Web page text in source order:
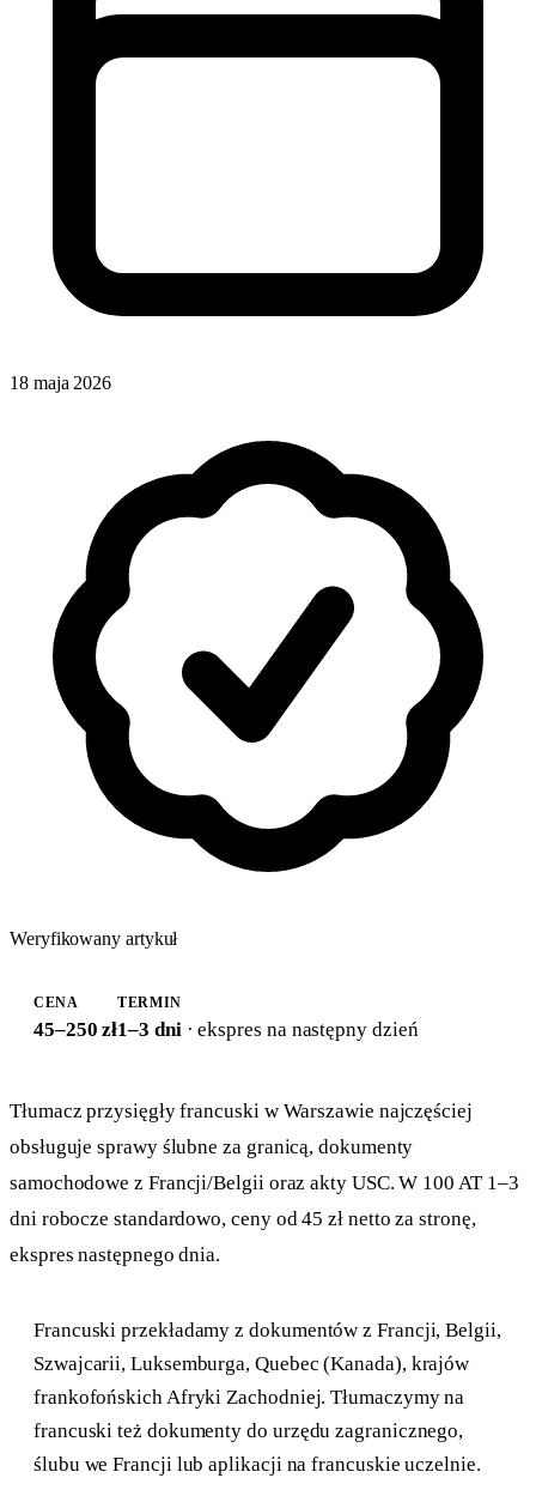
18 maja 2026
Weryfikowany artykuł
CENA
45–250 zł
TERMIN
1–3 dni· ekspres na następny dzień
Tłumacz przysięgły francuski w Warszawie najczęściej
obsługuje sprawy ślubne za granicą, dokumenty
samochodowe z Francji/Belgii oraz akty USC. W 100 AT 1–3
dni robocze standardowo, ceny od 45 zł netto za stronę,
ekspres następnego dnia.
Francuski przekładamy z dokumentów z Francji, Belgii,
Szwajcarii, Luksemburga, Quebec (Kanada), krajów
frankofońskich Afryki Zachodniej. Tłumaczymy na
francuski też dokumenty do urzędu zagranicznego,
ślubu we Francji lub aplikacji na francuskie uczelnie.